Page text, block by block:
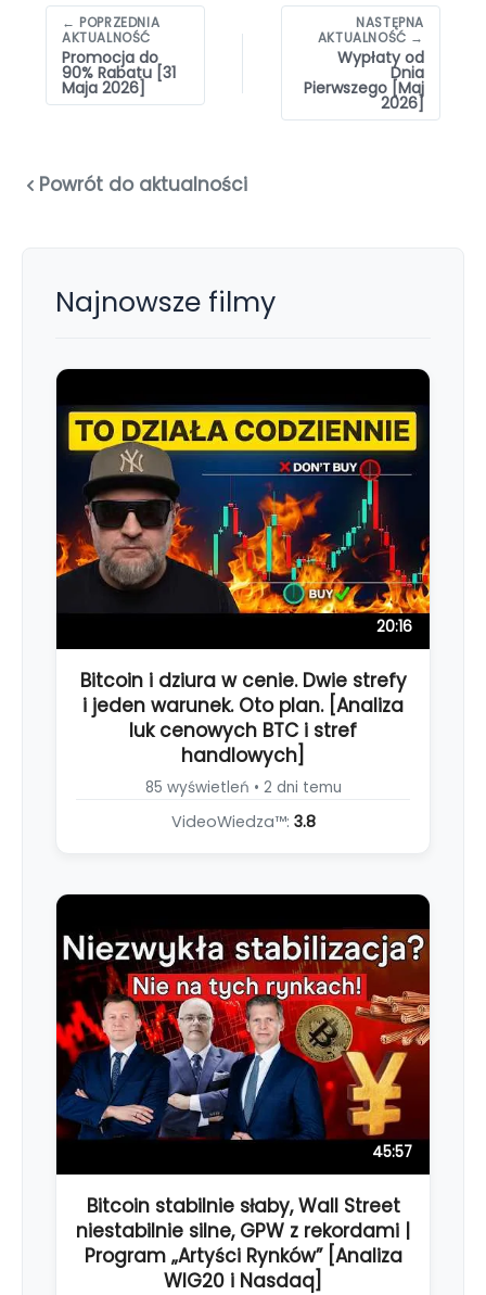
Nawigacja
wpisów
← POPRZEDNIA
AKTUALNOŚĆ
Promocja do
90% Rabatu [31
Maja 2026]
NASTĘPNA
AKTUALNOŚĆ →
Wypłaty od
Dnia
Pierwszego [Maj
2026]
Powrót do aktualności
Najnowsze filmy
20:16
Bitcoin i dziura w cenie. Dwie strefy
i jeden warunek. Oto plan. [Analiza
luk cenowych BTC i stref
handlowych]
85 wyświetleń • 2 dni temu
VideoWiedza™: 3.8
45:57
Bitcoin stabilnie słaby, Wall Street
niestabilnie silne, GPW z rekordami |
Program „Artyści Rynków” [Analiza
WIG20 i Nasdaq]